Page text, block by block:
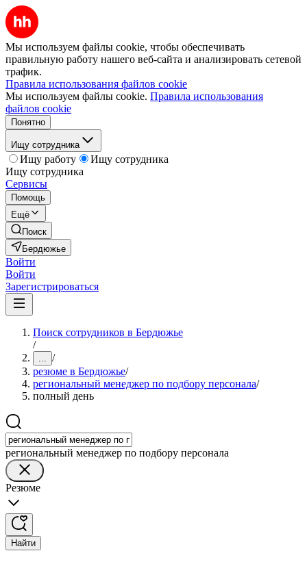
Мы используем файлы cookie, чтобы обеспечивать
правильную работу нашего веб-сайта и анализировать сетевой
трафик.
Правила использования файлов cookie
Мы используем файлы cookie. Правила использования
файлов cookie
Понятно
Ищу сотрудника
Ищу работу
Ищу сотрудника
Ищу сотрудника
Сервисы
Помощь
Ещё
Поиск
Бердюжье
Войти
Войти
Зарегистрироваться
Поиск сотрудников в Бердюжье
/
... /
резюме в Бердюжье/
региональный менеджер по подбору персонала/
полный день
региональный менеджер по подбору персонала
Резюме
Найти